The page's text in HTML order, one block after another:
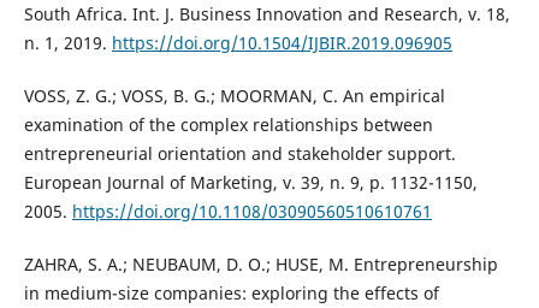
South Africa. Int. J. Business Innovation and Research, v. 18,
n. 1, 2019. https://doi.org/10.1504/IJBIR.2019.096905
VOSS, Z. G.; VOSS, B. G.; MOORMAN, C. An empirical
examination of the complex relationships between
entrepreneurial orientation and stakeholder support.
European Journal of Marketing, v. 39, n. 9, p. 1132-1150,
2005. https://doi.org/10.1108/03090560510610761
ZAHRA, S. A.; NEUBAUM, D. O.; HUSE, M. Entrepreneurship
in medium-size companies: exploring the effects of